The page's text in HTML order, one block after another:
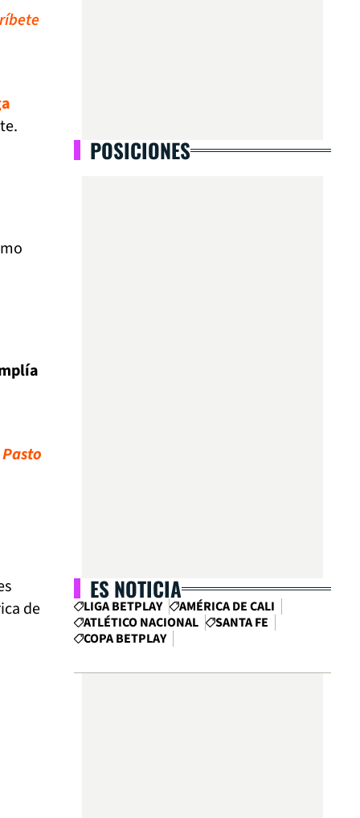
de
POSICIONES
ES NOTICIA
LIGA BETPLAY
AMÉRICA DE CALI
ATLÉTICO NACIONAL
SANTA FE
COPA BETPLAY